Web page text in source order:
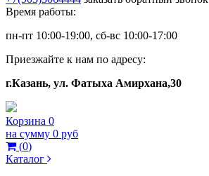
Время работы:
пн-пт 10:00-19:00, сб-вс 10:00-17:00
Приезжайте к нам по адресу:
г.Казань, ул. Фатыха Амирхана,30
Корзина 0
на сумму 0 руб
(0)
Каталог